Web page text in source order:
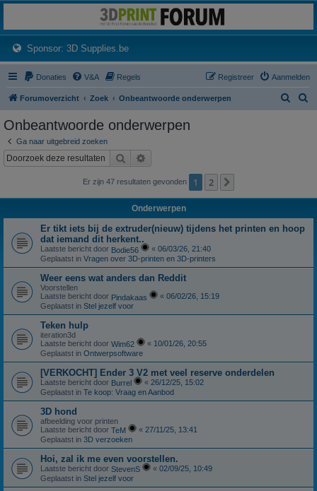
Het 3D print forum van de Benelux na de sluiting van 3dprintforum.nl
Sponsor: 3D Supplies.be(Opens a new tab)
Donaties V&A Regels Aanmelden
Registreer
Forumoverzicht Zoek Onbeantwoorde onderwerpen
Onbeantwoorde onderwerpen
Ga naar uitgebreid zoeken
Zoek
Er zijn 47 resultaten gevonden 1 2
Onderwerpen
Er tikt iets bij de extruder(nieuw) tijdens het printen en hoop
dat iemand dit herkent..
Laatste bericht door Bodie56 « 06/03/26, 21:40
Geplaatst in Vragen over 3D-printen en 3D-printers
Weer eens wat anders dan Reddit
Voorstellen
Laatste bericht door Pindakaas « 06/02/26, 15:19
Geplaatst in Stel jezelf voor
Teken hulp
iteration3d
Laatste bericht door Wim62 « 10/01/26, 20:55
Geplaatst in Ontwerpsoftware
[VERKOCHT] Ender 3 V2 met veel reserve onderdelen
Laatste bericht door Burrel « 26/12/25, 15:02
Geplaatst in Te koop: Vraag en Aanbod
3D hond
afbeelding voor printen
Laatste bericht door TeM « 27/11/25, 13:41
Geplaatst in 3D verzoeken
Hoi, zal ik me even voorstellen.
Laatste bericht door StevenS « 02/09/25, 10:49
Geplaatst in Stel jezelf voor